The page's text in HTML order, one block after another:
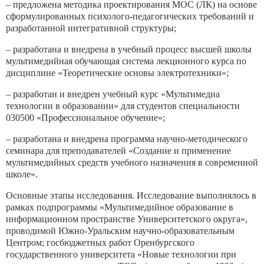
– предложена методика проектирования МОС (ЛК) на основе
сформулированных психолого-педагогических требований и
разработанной интегративной структуры;
– разработана и внедрена в учебный процесс высшей школы
мультимедийная обучающая система лекционного курса по
дисциплине «Теоретические основы электротехники»;
– разработан и внедрен учебный курс «Мультимедиа
технологии в образовании» для студентов специальности
030500 «Профессиональное обучение»;
– разработана и внедрена программа научно-методического
семинара для преподавателей «Создание и применение
мультимедийных средств учебного назначения в современной
школе».
Основные этапы исследования. Исследование выполнялось в
рамках подпрограммы «Мультимедийное образование в
информационном пространстве Университетского округа»,
проводимой Южно-Уральским научно-образовательным
Центром; госбюджетных работ Оренбургского
государственного университета «Новые технологии при